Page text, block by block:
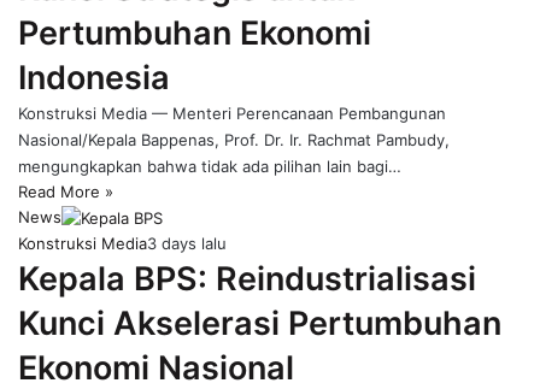
Pertumbuhan Ekonomi
Indonesia
Konstruksi Media — Menteri Perencanaan Pembangunan
Nasional/Kepala Bappenas, Prof. Dr. Ir. Rachmat Pambudy,
mengungkapkan bahwa tidak ada pilihan lain bagi…
Read More »
News
Konstruksi Media3 days lalu
Kepala BPS: Reindustrialisasi
Kunci Akselerasi Pertumbuhan
Ekonomi Nasional